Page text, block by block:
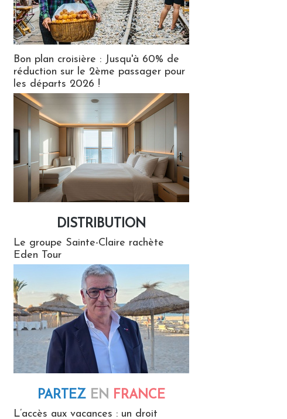
Bon plan croisière : Jusqu'à 60% de
réduction sur le 2ème passager pour
les départs 2026 !
DISTRIBUTION
Le groupe Sainte-Claire rachète
Eden Tour
PARTEZ EN FRANCE
L’accès aux vacances : un droit